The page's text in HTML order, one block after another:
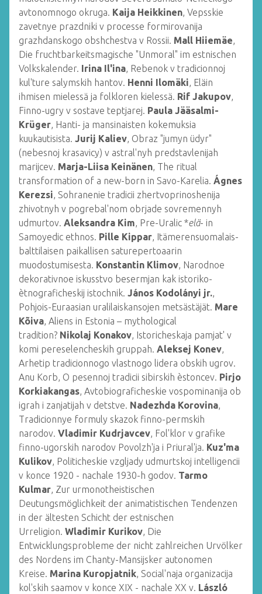
avtonomnogo okruga. Kaija Heikkinen, Vepsskie
zavetnye prazdniki v processe formirovanija
grazhdanskogo obshchestva v Rossii. Mall Hiiemäe,
Die fruchtbarkeitsmagische "Unmoral" im estnischen
Volkskalender. Irina Il'ina, Rebenok v tradicionnoj
kul'ture salymskih hantov. Henni Ilomäki, Eläin
ihmisen mielessä ja folkloren kielessä. Rif Jakupov,
Finno-ugry v sostave teptjarej. Paula Jääsalmi-
Krüger, Hanti- ja mansinaisten kokemuksia
kuukautisista. Jurij Kaliev, Obraz "jumyn üdyr"
(nebesnoj krasavicy) v astral'nyh predstavlenijah
marijcev. Marja-Liisa Keinänen, The ritual
transformation of a new-born in Savo-Karelia. Ágnes
Kerezsi, Sohranenie tradicii zhertvoprinoshenija
zhivotnyh v pogrebal'nom obrjade sovremennyh
udmurtov. Aleksandra Kim, Pre-Uralic *elä- in
Samoyedic ethnos. Pille Kippar, Itämerensuomalais-
balttilaisen paikallisen saturepertoaarin
muodostumisesta. Konstantin Klimov, Narodnoe
dekorativnoe iskusstvo besermjan kak istoriko-
ètnograficheskij istochnik. János Kodolányi jr.,
Pohjois-Euraasian uralilaiskansojen metsästäjät. Mare
Kõiva, Aliens in Estonia – mythological
tradition? Nikolaj Konakov, Istoricheskaja pamjat' v
komi pereselencheskih gruppah. Aleksej Konev,
Arhetip tradicionnogo vlastnogo lidera obskih ugrov.
Anu Korb, O pesennoj tradicii sibirskih èstoncev. Pirjo
Korkiakangas, Avtobiograficheskie vospominanija ob
igrah i zanjatijah v detstve. Nadezhda Korovina,
Tradicionnye formuly skazok finno-permskih
narodov. Vladimir Kudrjavcev, Fol'klor v grafike
finno-ugorskih narodov Povolzh'ja i Priural'ja. Kuz'ma
Kulikov, Politicheskie vzgljady udmurtskoj intelligencii
v konce 1920 - nachale 1930-h godov. Tarmo
Kulmar, Zur urmonotheistischen
Deutungsmöglichkeit der animatistischen Tendenzen
in der ältesten Schicht der estnischen
Urreligion. Wladimir Kurikov, Die
Entwicklungsprobleme der nicht zahlreichen Urvölker
des Nordens im Chanty-Mansijsker autonomen
Kreise. Marina Kuropjatnik, Social'naja organizacija
kol'skih saamov v konce XIX - nachale XX v. László